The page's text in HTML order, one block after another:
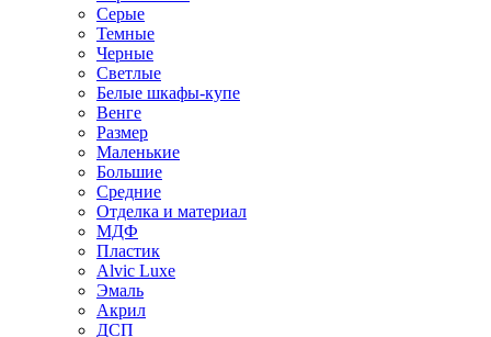
Серые
Темные
Черные
Светлые
Белые шкафы-купе
Венге
Размер
Маленькие
Большие
Средние
Отделка и материал
МДФ
Пластик
Alvic Luxe
Эмаль
Акрил
ДСП